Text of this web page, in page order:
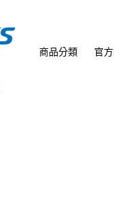
商品分類 官